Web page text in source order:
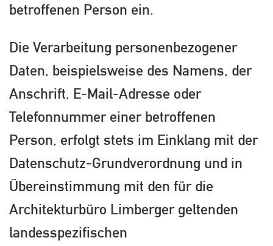
betroffenen Person ein.
Die Verarbeitung personenbezogener
Daten, beispielsweise des Namens, der
Anschrift, E-Mail-Adresse oder
Telefonnummer einer betroffenen
Person, erfolgt stets im Einklang mit der
Datenschutz-Grundverordnung und in
Übereinstimmung mit den für die
Architekturbüro Limberger geltenden
landesspezifischen